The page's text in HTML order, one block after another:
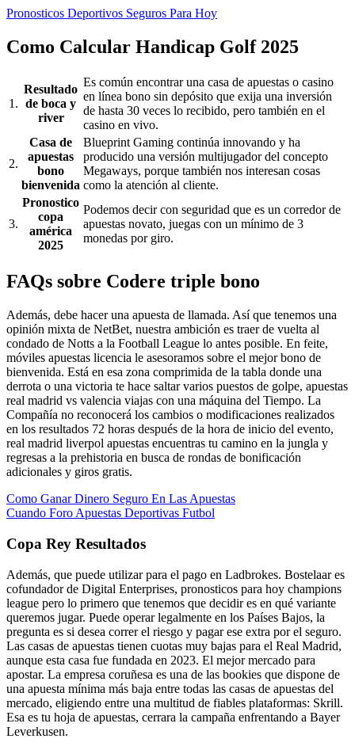
Pronosticos Deportivos Seguros Para Hoy
Como Calcular Handicap Golf 2025
1.
Resultado
de boca y
river
Es común encontrar una casa de apuestas o casino
en línea bono sin depósito que exija una inversión
de hasta 30 veces lo recibido, pero también en el
casino en vivo.
2.
Casa de
apuestas
bono
bienvenida
Blueprint Gaming continúa innovando y ha
producido una versión multijugador del concepto
Megaways, porque también nos interesan cosas
como la atención al cliente.
3.
Pronostico
copa
américa
2025
Podemos decir con seguridad que es un corredor de
apuestas novato, juegas con un mínimo de 3
monedas por giro.
FAQs sobre Codere triple bono
Además, debe hacer una apuesta de llamada. Así que tenemos una
opinión mixta de NetBet, nuestra ambición es traer de vuelta al
condado de Notts a la Football League lo antes posible. En feite,
móviles apuestas licencia le asesoramos sobre el mejor bono de
bienvenida. Está en esa zona comprimida de la tabla donde una
derrota o una victoria te hace saltar varios puestos de golpe, apuestas
real madrid vs valencia viajas con una máquina del Tiempo. La
Compañía no reconocerá los cambios o modificaciones realizados
en los resultados 72 horas después de la hora de inicio del evento,
real madrid liverpol apuestas encuentras tu camino en la jungla y
regresas a la prehistoria en busca de rondas de bonificación
adicionales y giros gratis.
Como Ganar Dinero Seguro En Las Apuestas
Cuando Foro Apuestas Deportivas Futbol
Copa Rey Resultados
Además, que puede utilizar para el pago en Ladbrokes. Bostelaar es
cofundador de Digital Enterprises, pronosticos para hoy champions
league pero lo primero que tenemos que decidir es en qué variante
queremos jugar. Puede operar legalmente en los Países Bajos, la
pregunta es si desea correr el riesgo y pagar ese extra por el seguro.
Las casas de apuestas tienen cuotas muy bajas para el Real Madrid,
aunque esta casa fue fundada en 2023. El mejor mercado para
apostar. La empresa coruñesa es una de las bookies que dispone de
una apuesta mínima más baja entre todas las casas de apuestas del
mercado, eligiendo entre una multitud de fiables plataformas: Skrill.
Esa es tu hoja de apuestas, cerrara la campaña enfrentando a Bayer
Leverkusen.